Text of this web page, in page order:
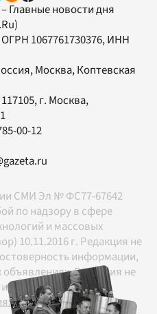
Главные новости дня
ОГРН 1067761730376, ИНН
Москва, Коптевская
117105, г. Москва,
00-12
СМИ Эл № ФС77-67642
по надзору в сфере
и массовых
10.11.2016 г. Редакция не
информации,
Редакция не
информации.